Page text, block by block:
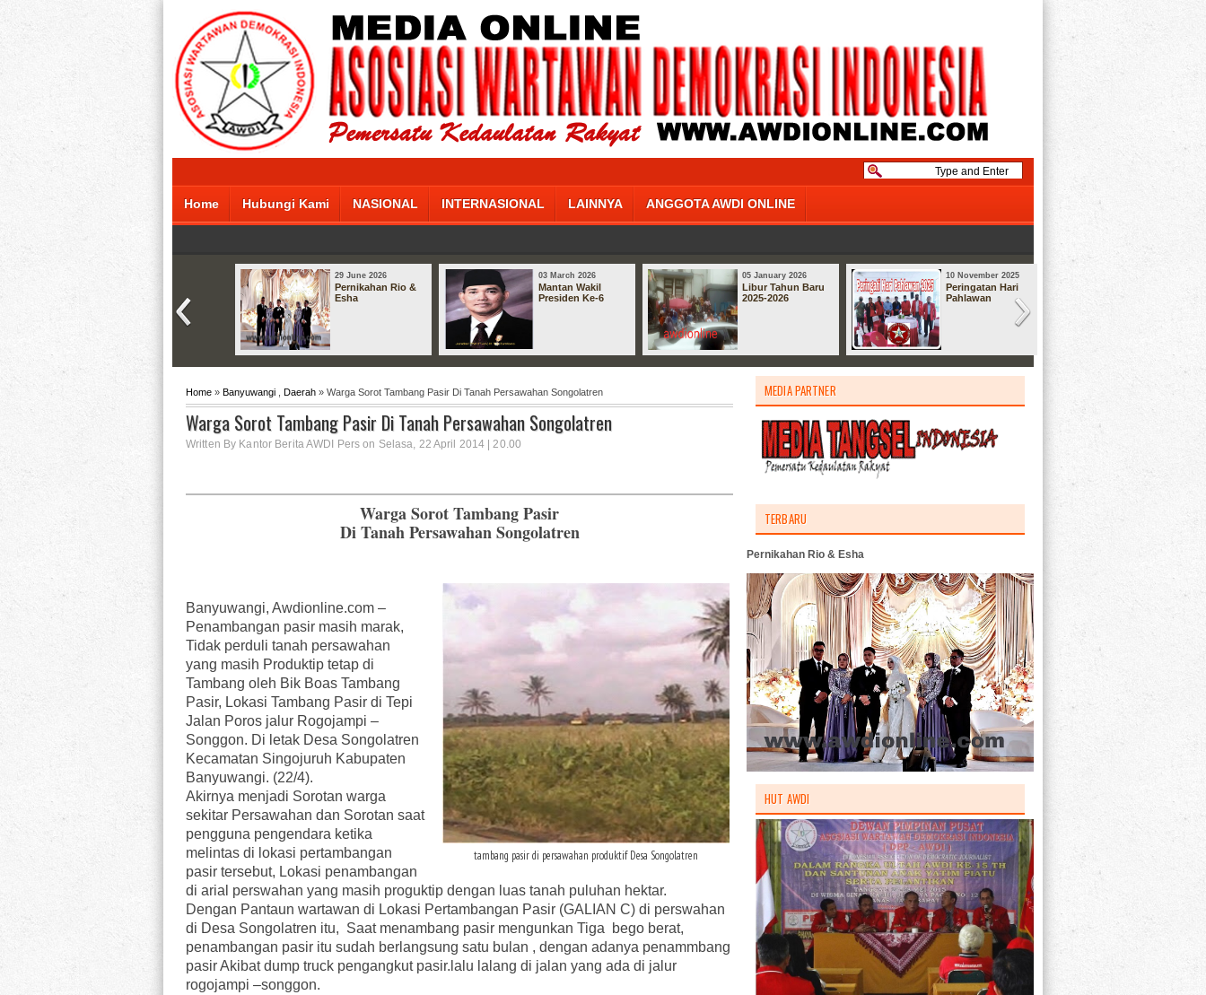
Home Hubungi Kami NASIONAL INTERNASIONAL LAINNYA ANGGOTA AWDI ONLINE
29 June 2026
Pernikahan Rio &
Esha
03 March 2026
Mantan Wakil
Presiden Ke-6
05 January 2026
Libur Tahun Baru
2025-2026
10 November 2025
Peringatan Hari
Pahlawan
Home » Banyuwangi Daerah » Warga Sorot Tambang Pasir Di Tanah Persawahan Songolatren
Warga Sorot Tambang Pasir Di Tanah Persawahan Songolatren
Written By Kantor Berita AWDI Pers on Selasa, 22 April 2014 | 20.00
Warga Sorot Tambang Pasir
Di Tanah Persawahan Songolatren
tambang pasir di persawahan produktif Desa Songolatren
Banyuwangi, Awdionline.com –
Penambangan pasir masih marak,
Tidak perduli tanah persawahan
yang masih Produktip tetap di
Tambang oleh Bik Boas Tambang
Pasir, Lokasi Tambang Pasir di Tepi
Jalan Poros jalur Rogojampi –
Songgon. Di letak Desa Songolatren
Kecamatan Singojuruh Kabupaten
Banyuwangi. (22/4).
Akirnya menjadi Sorotan warga
sekitar Persawahan dan Sorotan saat
pengguna pengendara ketika
melintas di lokasi pertambangan
pasir tersebut, Lokasi penambangan
di arial perswahan yang masih proguktip dengan luas tanah puluhan hektar.
Dengan Pantaun wartawan di Lokasi Pertambangan Pasir (GALIAN C) di perswahan
di Desa Songolatren itu, Saat menambang pasir mengunkan Tiga bego berat,
penambangan pasir itu sudah berlangsung satu bulan , dengan adanya penammbang
pasir Akibat dump truck pengangkut pasir.lalu lalang di jalan yang ada di jalur
rogojampi –songgon.
MEDIA PARTNER
TERBARU
Pernikahan Rio & Esha
HUT AWDI